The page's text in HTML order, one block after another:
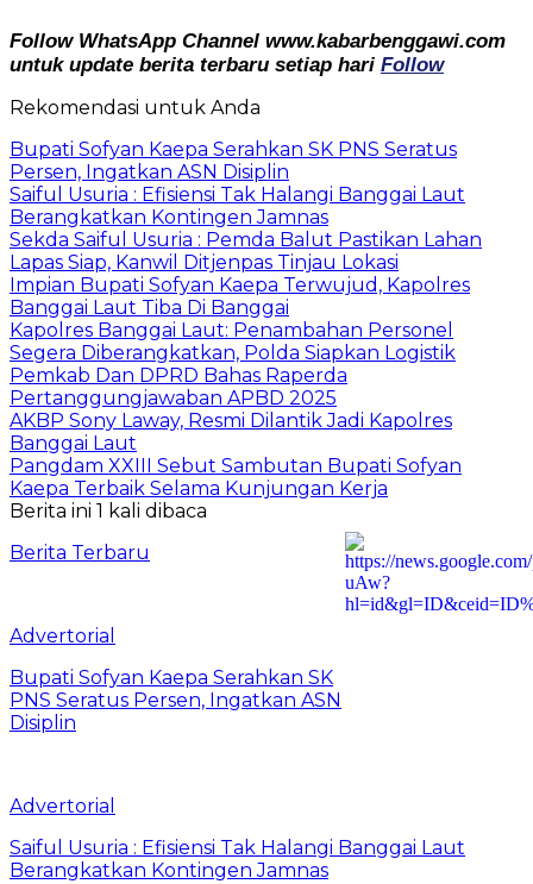
Follow WhatsApp Channel www.kabarbenggawi.com
untuk update berita terbaru setiap hari Follow
Rekomendasi untuk Anda
Bupati Sofyan Kaepa Serahkan SK PNS Seratus
Persen, Ingatkan ASN Disiplin
Saiful Usuria : Efisiensi Tak Halangi Banggai Laut
Berangkatkan Kontingen Jamnas
Sekda Saiful Usuria : Pemda Balut Pastikan Lahan
Lapas Siap, Kanwil Ditjenpas Tinjau Lokasi
Impian Bupati Sofyan Kaepa Terwujud, Kapolres
Banggai Laut Tiba Di Banggai
Kapolres Banggai Laut: Penambahan Personel
Segera Diberangkatkan, Polda Siapkan Logistik
Pemkab Dan DPRD Bahas Raperda
Pertanggungjawaban APBD 2025
AKBP Sony Laway, Resmi Dilantik Jadi Kapolres
Banggai Laut
Pangdam XXIII Sebut Sambutan Bupati Sofyan
Kaepa Terbaik Selama Kunjungan Kerja
Berita ini 1 kali dibaca
Berita Terbaru
Advertorial
Bupati Sofyan Kaepa Serahkan SK
PNS Seratus Persen, Ingatkan ASN
Disiplin
Advertorial
Saiful Usuria : Efisiensi Tak Halangi Banggai Laut
Berangkatkan Kontingen Jamnas